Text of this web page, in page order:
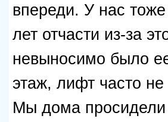
впереди. У нас
лет отчасти из-за
невыносимо было
этаж, лифт часто
Мы дома